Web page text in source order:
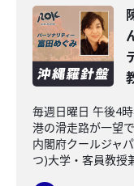
毎週日曜日 午後4
港の滑走路が一望
内閣府クールジャ
つ)大学・客員教授